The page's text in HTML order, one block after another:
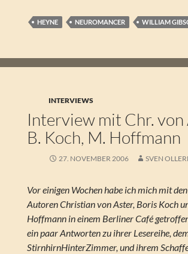
HEYNE NEUROMANCER WILLIAM
INTERVIEWS
Interview mit Chr. von
B. Koch, M. Hoffmann
27. NOVEMBER 2006 SVEN
Vor einigen Wochen habe ich mich mit
Autoren Christian von Aster, Boris Koch
Hoffmann in einem Berliner Café
ein paar Antworten zu ihrer Lesereihe,
StirnhirnHinterZimmer, und ihrem